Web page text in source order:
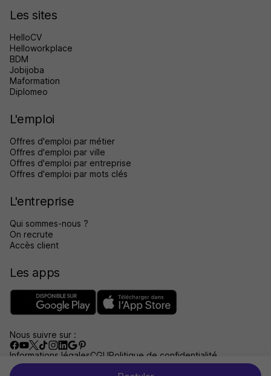
Les sites
HelloCV
Helloworkplace
BDM
Jobijoba
Maformation
Diplomeo
L'emploi
Offres d'emploi par métier
Offres d'emploi par ville
Offres d'emploi par entreprise
Offres d'emploi par mots clés
L'entreprise
Qui sommes-nous ?
On recrute
Accès client
Les apps
Nous suivre sur :
Informations légalesCGUPolitique de confidentialité
Gérer les traceursAccessibilité : non conforme